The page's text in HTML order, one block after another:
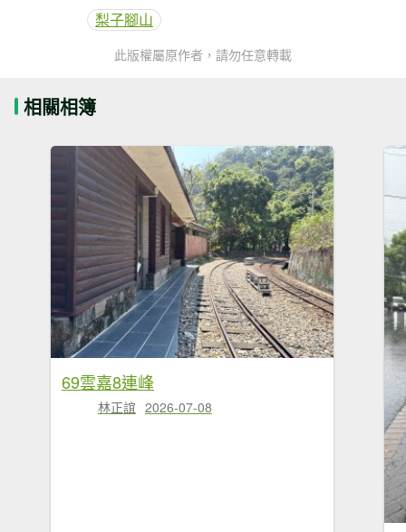
梨子腳山
此版權屬原作者，請勿任意轉載
相關相簿
69雲嘉8連峰
林正誼 2026-07-08